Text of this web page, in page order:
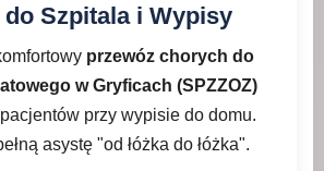
Szpitala i Wypisy
przewóz chorych do
w Gryficach (SPZZOZ)
przy wypisie do domu.
asystę "od łóżka do łóżka".